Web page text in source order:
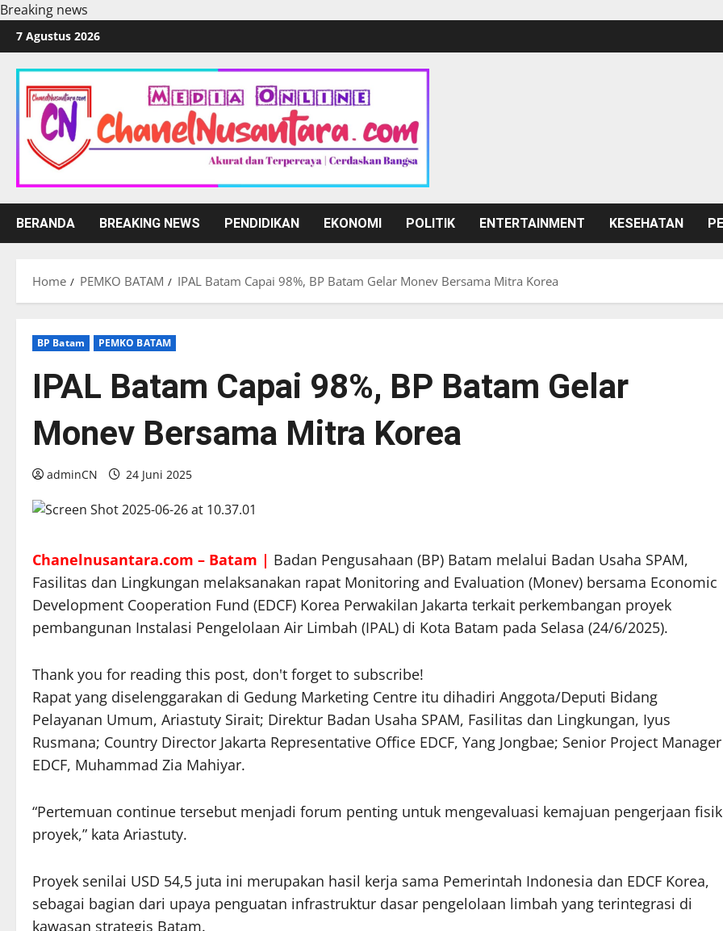
Breaking news
Skip
to
content
7 Agustus 2026
BERANDA BREAKING NEWS PENDIDIKAN EKONOMI POLITIK ENTERTAINMENT KESEHATAN
Home PEMKO BATAM IPAL Batam Capai 98%, BP Batam Gelar Monev Bersama Mitra Korea
BP Batam PEMKO BATAM
IPAL Batam Capai 98%, BP Batam Gelar
Monev Bersama Mitra Korea
adminCN 24 Juni 2025
Chanelnusantara.com – Batam | Badan Pengusahaan (BP) Batam melalui Badan Usaha SPAM,
Fasilitas dan Lingkungan melaksanakan rapat Monitoring and Evaluation (Monev) bersama Economic
Development Cooperation Fund (EDCF) Korea Perwakilan Jakarta terkait perkembangan proyek
pembangunan Instalasi Pengelolaan Air Limbah (IPAL) di Kota Batam pada Selasa (24/6/2025).
Thank you for reading this post, don't forget to subscribe!
Rapat yang diselenggarakan di Gedung Marketing Centre itu dihadiri Anggota/Deputi Bidang
Pelayanan Umum, Ariastuty Sirait; Direktur Badan Usaha SPAM, Fasilitas dan Lingkungan, Iyus
Rusmana; Country Director Jakarta Representative Office EDCF, Yang Jongbae; Senior Project Manager
EDCF, Muhammad Zia Mahiyar.
“Pertemuan continue tersebut menjadi forum penting untuk mengevaluasi kemajuan pengerjaan fisik
proyek,” kata Ariastuty.
Proyek senilai USD 54,5 juta ini merupakan hasil kerja sama Pemerintah Indonesia dan EDCF Korea,
sebagai bagian dari upaya penguatan infrastruktur dasar pengelolaan limbah yang terintegrasi di
kawasan strategis Batam.